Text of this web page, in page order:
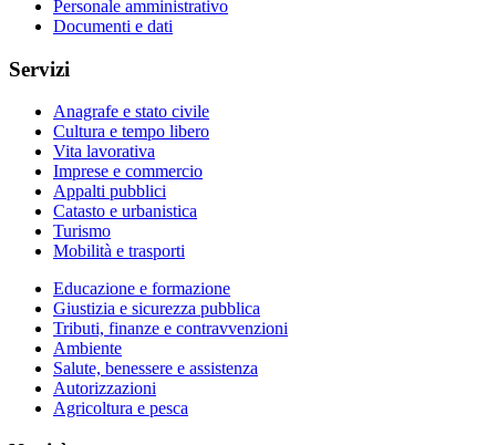
Personale amministrativo
Documenti e dati
Servizi
Anagrafe e stato civile
Cultura e tempo libero
Vita lavorativa
Imprese e commercio
Appalti pubblici
Catasto e urbanistica
Turismo
Mobilità e trasporti
Educazione e formazione
Giustizia e sicurezza pubblica
Tributi, finanze e contravvenzioni
Ambiente
Salute, benessere e assistenza
Autorizzazioni
Agricoltura e pesca